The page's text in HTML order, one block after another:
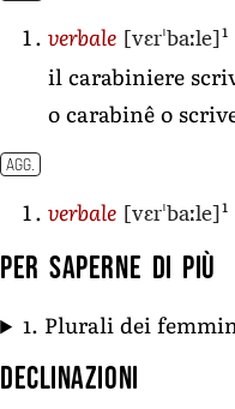
verbale [vɛrˈbaːle]1
il carabiniere
o carabinê o
AGG.
verbale [vɛrˈbaːle]1
Per saperne di più
1. Plurali dei
Declinazioni